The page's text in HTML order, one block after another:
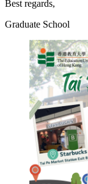
Best regards,
Graduate School